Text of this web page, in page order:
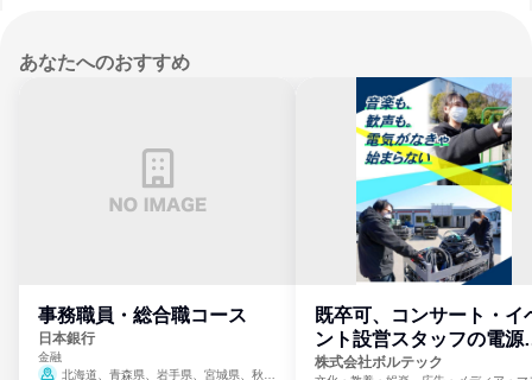
あなたへのおすすめ
事務職員・総合職コース
日本銀行
金融
北海道、青森県、岩手県、宮城県、秋田
既卒可、コンサート・イ
ント設営スタッフの電源
門
株式会社ボルテック